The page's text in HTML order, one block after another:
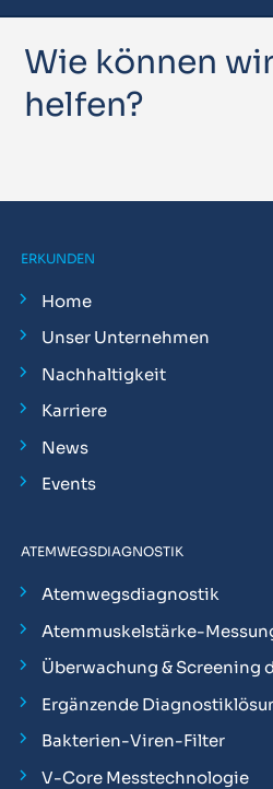
Wie können
helfen?
ERKUNDEN
Home
Unser Unternehmen
Nachhaltigkeit
Karriere
News
Events
ATEMWEGSDIAGNOSTIK
Atemwegsdiagnostik
Atemmuskelstärke-
Überwachung & Screening
Ergänzende
Bakterien-Viren-Filter
V-Core Messtechnologie